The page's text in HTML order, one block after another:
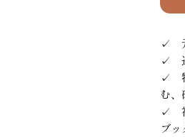
✓
✓
✓
む
✓
ブッ